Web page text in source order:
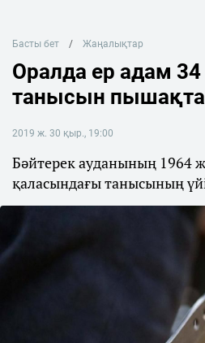
Басты бет Жаңалықтар
Оралда ер адам
танысын
2019 ж. 30 қыр., 19:00
Бәйтерек ауданының 1964
қаласындағы танысының